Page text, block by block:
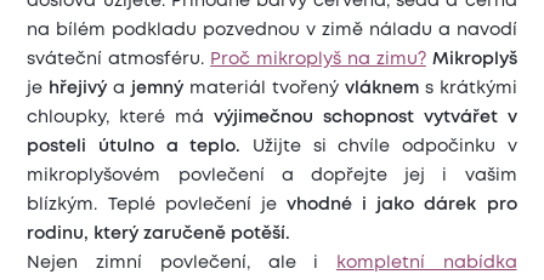
na bílém podkladu pozvednou v zimě náladu a navodí
sváteční atmosféru. Proč mikroplyš na zimu? Mikroplyš
je hřejivýa jemný materiál tvořený vláknems krátkými
chloupky, které má
výjimečnou schopnost vytvářet v
posteli útulno a teplo. Užijte si chvíle odpočinku v
mikroplyšovém povlečení a dopřejte jej i vašim
blízkým. Teplé povlečení je vhodné i jako dárek pro
rodinu, který zaručeně potěší.
Nejen zimní povlečení, ale i
kompletní nabídka